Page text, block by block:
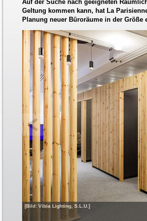
Auf der Suche nach geeigneten
Geltung kommen kann, hat La
Planung neuer Büroräume in der
[Bild: Vibia Lighting, S.L.U.]